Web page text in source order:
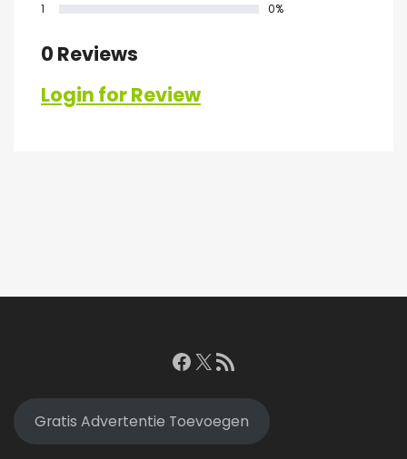
1
0%
0 Reviews
Login for Review
Facebook
X RSS feed
Gratis Advertentie Toevoegen